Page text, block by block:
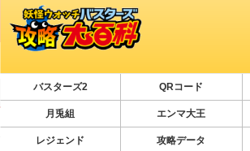
バスターズ2 QRコード
月兎組 エンマ大王
レジェンド 攻略データ